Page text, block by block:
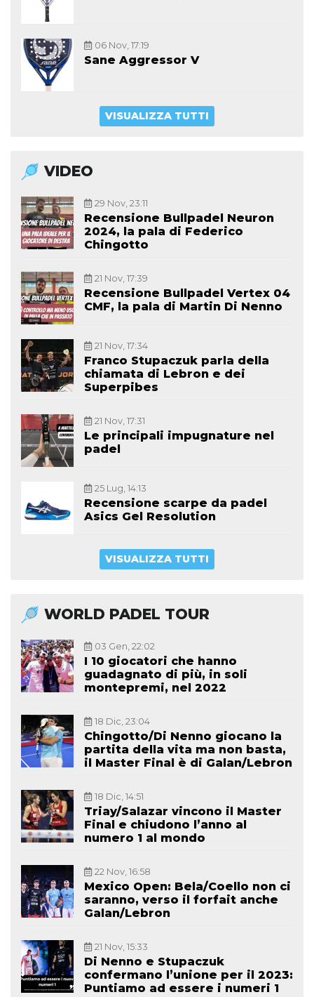
06 Nov, 17:19
Sane Aggressor V
VISUALIZZA TUTTI
VIDEO
29 Nov, 23:11
Recensione Bullpadel Neuron
2024, la pala di Federico
Chingotto
21 Nov, 17:39
Recensione Bullpadel Vertex 04
CMF, la pala di Martin Di Nenno
21 Nov, 17:34
Franco Stupaczuk parla della
chiamata di Lebron e dei
Superpibes
21 Nov, 17:31
Le principali impugnature nel
padel
25 Lug, 14:13
Recensione scarpe da padel
Asics Gel Resolution
VISUALIZZA TUTTI
WORLD PADEL TOUR
03 Gen, 22:02
I 10 giocatori che hanno
guadagnato di più, in soli
montepremi, nel 2022
18 Dic, 23:04
Chingotto/Di Nenno giocano la
partita della vita ma non basta,
il Master Final è di Galan/Lebron
18 Dic, 14:51
Triay/Salazar vincono il Master
Final e chiudono l’anno al
numero 1 al mondo
22 Nov, 16:58
Mexico Open: Bela/Coello non ci
saranno, verso il forfait anche
Galan/Lebron
21 Nov, 15:33
Di Nenno e Stupaczuk
confermano l’unione per il 2023:
Puntiamo ad essere i numeri 1